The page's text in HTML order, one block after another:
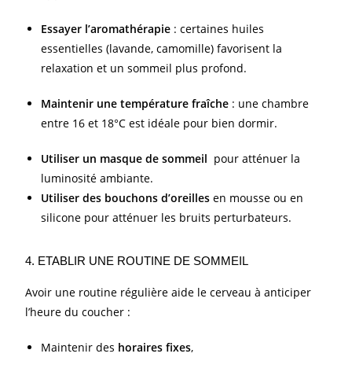
Essayer l’aromathérapie : certaines huiles
essentielles (lavande, camomille) favorisent la
relaxation et un sommeil plus profond.
Maintenir une température fraîche : une chambre
entre 16 et 18°C est idéale pour bien dormir.
Utiliser un masque de sommeil pour atténuer la
luminosité ambiante.
Utiliser des bouchons d’oreillesen mousse ou en
silicone pour atténuer les bruits perturbateurs.
4. ETABLIR UNE ROUTINE DE SOMMEIL
Avoir une routine régulière aide le cerveau à anticiper
l’heure du coucher :
Maintenir des horaires fixes,